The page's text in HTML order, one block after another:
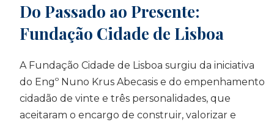
Do Passado ao Presente:
Fundação Cidade de Lisboa
A Fundação Cidade de Lisboa surgiu da iniciativa
do Engº Nuno Krus Abecasis e do empenhamento
cidadão de vinte e três personalidades, que
aceitaram o encargo de construir, valorizar e